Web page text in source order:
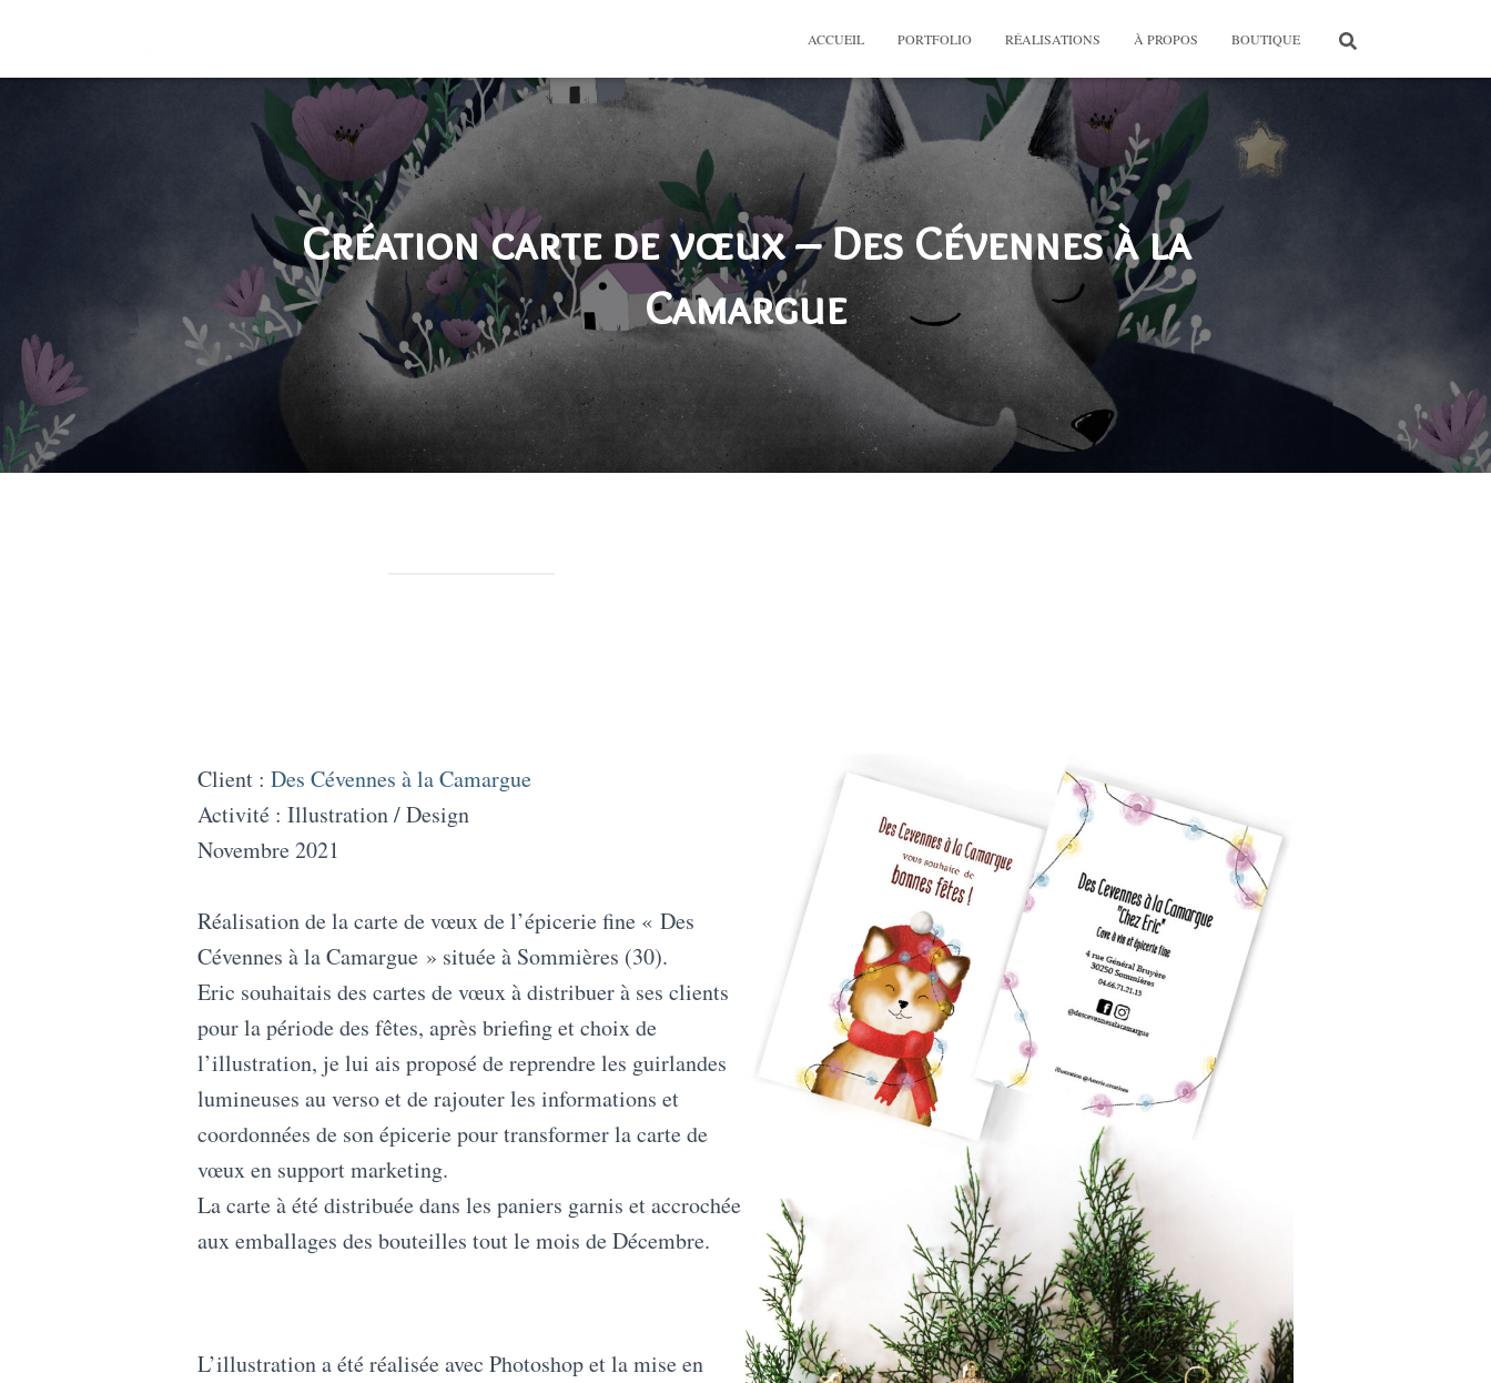
ACCUEIL PORTFOLIO RÉALISATIONS À PROPOS BOUTIQUE
Création carte de vœux – Des Cévennes à la
Camargue
Client :Des Cévennes à la Camargue
Activité : Illustration / Design
Novembre 2021
Réalisation de la carte de vœux de l’épicerie fine « Des
Cévennes à la Camargue » située à Sommières (30).
Eric souhaitais des cartes de vœux à distribuer à ses clients
pour la période des fêtes, après briefing et choix de
l’illustration, je lui ais proposé de reprendre les guirlandes
lumineuses au verso et de rajouter les informations et
coordonnées de son épicerie pour transformer la carte de
vœux en support marketing.
La carte à été distribuée dans les paniers garnis et accrochée
aux emballages des bouteilles tout le mois de Décembre.
L’illustration a été réalisée avec Photoshop et la mise en